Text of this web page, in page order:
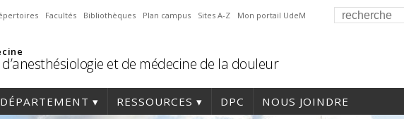
Facultés Bibliothèques Plan campus Sites A-Z Mon portail UdeM
et de médecine de la douleur
DÉPARTEMENT RESSOURCES DPC NOUS JOINDRE